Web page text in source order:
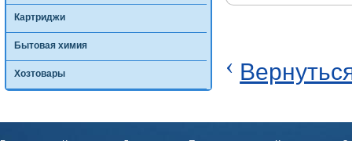
Картриджи
Бытовая химия
Хозтовары ‹